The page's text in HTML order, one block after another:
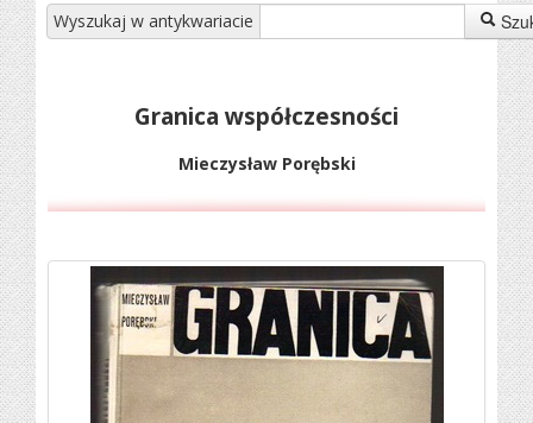
Wyszukaj w antykwariacie
Granica współczesności
Mieczysław Porębski